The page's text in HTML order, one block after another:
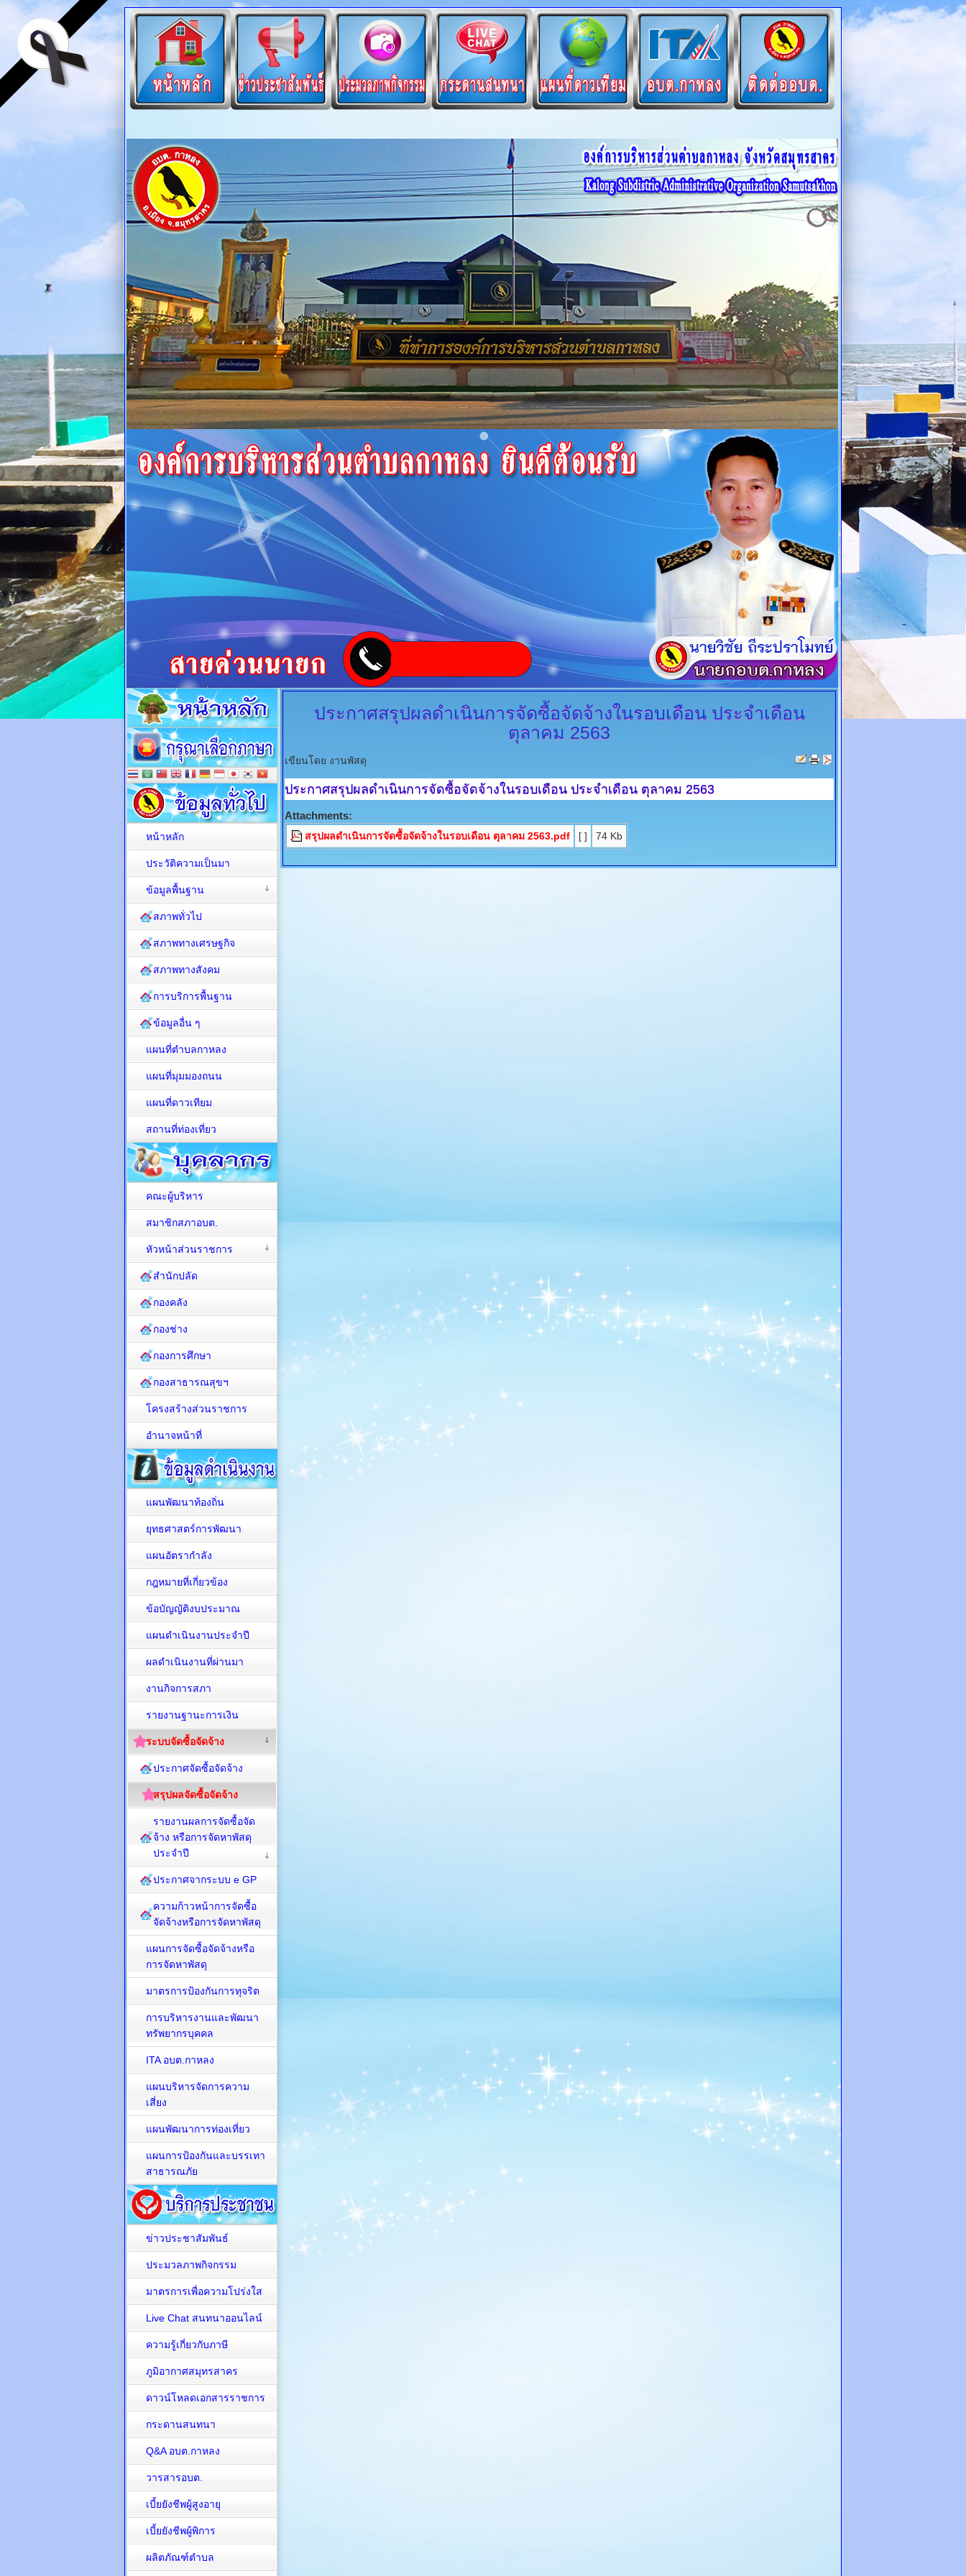
ประกาศสรุปผลดำเนินการจัดซื้อจัดจ้างในรอบเดือนประจำเดือน
ตุลาคม 2563
เขียนโดย งานพัสดุ
ประกาศสรุปผลดำเนินการจัดซื้อจัดจ้างในรอบเดือน ประจำเดือน ตุลาคม 2563
Attachments:
สรุปผลดำเนินการจัดซื้อจัดจ้างในรอบเดือน ตุลาคม 2563.pdf [ ] 74 Kb
หน้าหลัก
ประวัติความเป็นมา
ข้อมูลพื้นฐาน
สภาพทั่วไป
สภาพทางเศรษฐกิจ
สภาพทางสังคม
การบริการพื้นฐาน
ข้อมูลอื่น ๆ
แผนที่ตำบลกาหลง
แผนที่มุมมองถนน
แผนที่ดาวเทียม
สถานที่ท่องเที่ยว
คณะผู้บริหาร
สมาชิกสภาอบต.
หัวหน้าส่วนราชการ
สำนักปลัด
กองคลัง
กองช่าง
กองการศึกษา
กองสาธารณสุขฯ
โครงสร้างส่วนราชการ
อำนาจหน้าที่
แผนพัฒนาท้องถิ่น
ยุทธศาสตร์การพัฒนา
แผนอัตรากำลัง
กฎหมายที่เกี่ยวข้อง
ข้อบัญญัติงบประมาณ
แผนดำเนินงานประจำปี
ผลดำเนินงานที่ผ่านมา
งานกิจการสภา
รายงานฐานะการเงิน
ระบบจัดซื้อจัดจ้าง
ประกาศจัดซื้อจัดจ้าง
สรุปผลจัดซื้อจัดจ้าง
รายงานผลการจัดซื้อจัด
จ้าง หรือการจัดหาพัสดุ
ประจำปี
ประกาศจากระบบ e GP
ความก้าวหน้าการจัดซื้อ
จัดจ้างหรือการจัดหาพัสดุ
แผนการจัดซื้อจัดจ้างหรือ
การจัดหาพัสดุ
มาตรการป้องกันการทุจริต
การบริหารงานและพัฒนา
ทรัพยากรบุคคล
ITA อบต.กาหลง
แผนบริหารจัดการความ
เสี่ยง
แผนพัฒนาการท่องเที่ยว
แผนการป้องกันและบรรเทา
สาธารณภัย
ข่าวประชาสัมพันธ์
ประมวลภาพกิจกรรม
มาตรการเพื่อความโปร่งใส
Live Chat สนทนาออนไลน์
ความรู้เกี่ยวกับภาษี
ภูมิอากาศสมุทรสาคร
ดาวน์โหลดเอกสารราชการ
กระดานสนทนา
Q&A อบต.กาหลง
วารสารอบต.
เบี้ยยังชีพผู้สูงอายุ
เบี้ยยังชีพผู้พิการ
ผลิตภัณฑ์ตำบล